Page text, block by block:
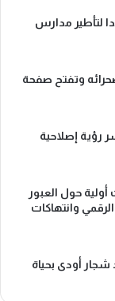
لتأطير مدارس
وتفتح صفحة
رؤية إصلاحية
حول العبور
وانتهاكات
أودى بحياة